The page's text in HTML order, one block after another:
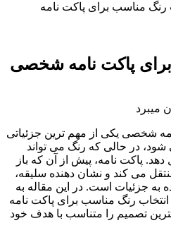
رنگ مناسب برای پاکت نامه
پاکت نامه شخصی
شخصی یکی از مهم ترین جزئیاتی
در حالی که رنگ می تواند
پاکت نامه، پیش از آن که باز
می کند و نشان دهنده سلیقه،
جزئیات است. در این مقاله به
رنگ مناسب برای پاکت نامه
تصمیم را متناسب با هدف خود